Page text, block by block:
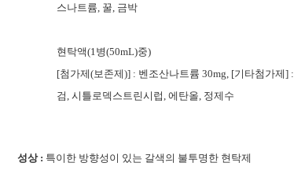
스나트륨, 꿀, 금박
현탁액(1병(50mL)중)
[첨가제(보존제)] : 벤조산나트륨 30mg, [기타첨가제
검, 시틀로덱스트린시럽, 에탄올, 정제수
성상 : 특이한 방향성이 있는 갈색의 불투명한 현탁제